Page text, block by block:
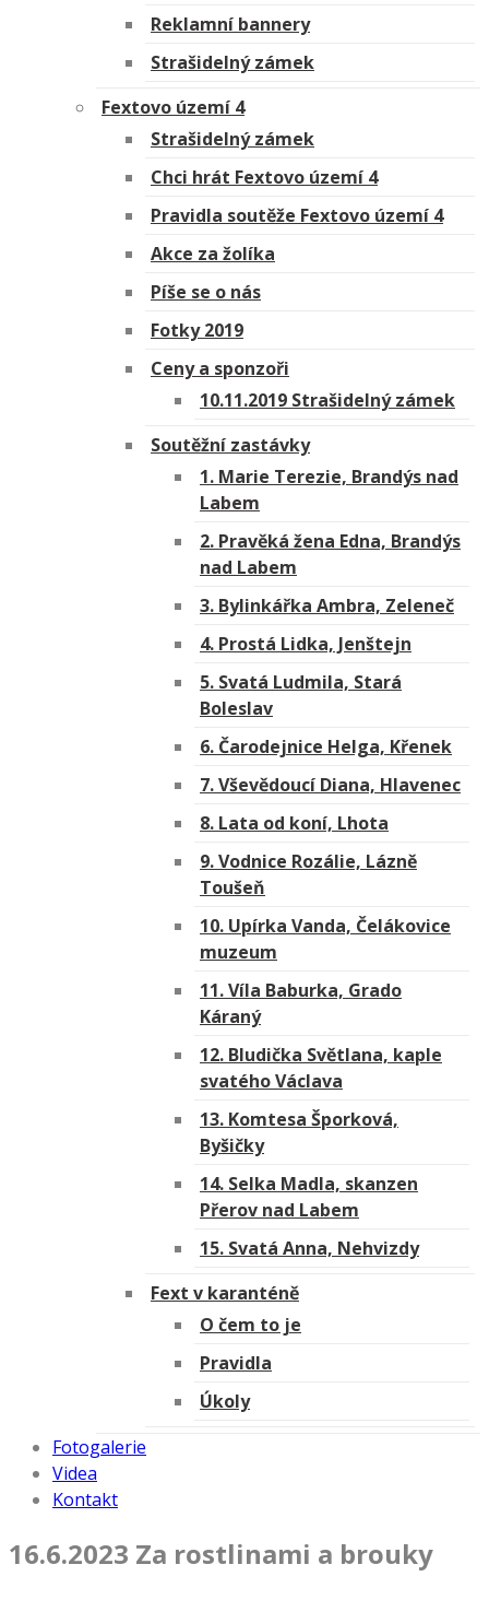
Reklamní bannery
Strašidelný zámek
Fextovo území 4
Strašidelný zámek
Chci hrát Fextovo území 4
Pravidla soutěže Fextovo území 4
Akce za žolíka
Píše se o nás
Fotky 2019
Ceny a sponzoři
10.11.2019 Strašidelný zámek
Soutěžní zastávky
1. Marie Terezie, Brandýs nad
Labem
2. Pravěká žena Edna, Brandýs
nad Labem
3. Bylinkářka Ambra, Zeleneč
4. Prostá Lidka, Jenštejn
5. Svatá Ludmila, Stará
Boleslav
6. Čarodejnice Helga, Křenek
7. Vševědoucí Diana, Hlavenec
8. Lata od koní, Lhota
9. Vodnice Rozálie, Lázně
Toušeň
10. Upírka Vanda, Čelákovice
muzeum
11. Víla Baburka, Grado
Káraný
12. Bludička Světlana, kaple
svatého Václava
13. Komtesa Šporková,
Byšičky
14. Selka Madla, skanzen
Přerov nad Labem
15. Svatá Anna, Nehvizdy
Fext v karanténě
O čem to je
Pravidla
Úkoly
Fotogalerie
Videa
Kontakt
16.6.2023 Za rostlinami a brouky